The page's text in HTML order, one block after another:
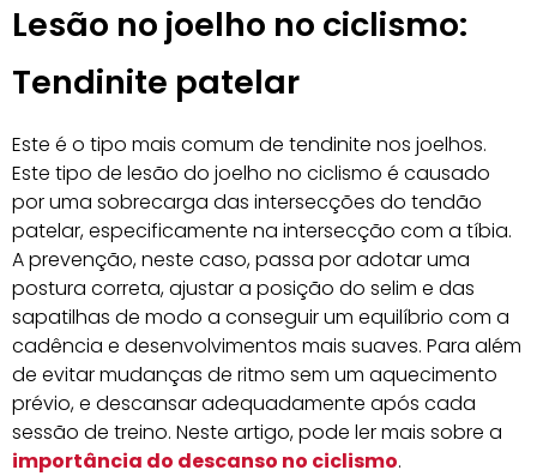
Lesão no joelho no ciclismo:
Tendinite patelar
Este é o tipo mais comum de tendinite nos joelhos.
Este tipo de lesão do joelho no ciclismo é causado
por uma sobrecarga das intersecções do tendão
patelar, especificamente na intersecção com a tíbia.
A prevenção, neste caso, passa por adotar uma
postura correta, ajustar a posição do selim e das
sapatilhas de modo a conseguir um equilíbrio com a
cadência e desenvolvimentos mais suaves. Para além
de evitar mudanças de ritmo sem um aquecimento
prévio, e descansar adequadamente após cada
sessão de treino. Neste artigo, pode ler mais sobre a
importância do descanso no ciclismo.